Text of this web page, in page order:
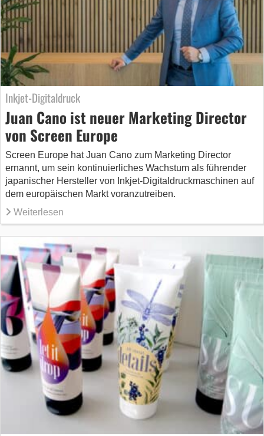
Inkjet-Digitaldruck
Juan Cano ist neuer Marketing Director
von Screen Europe
Screen Europe hat Juan Cano zum Marketing Director
ernannt, um sein kontinuierliches Wachstum als führender
japanischer Hersteller von Inkjet-Digitaldruckmaschinen auf
dem europäischen Markt voranzutreiben.
Weiterlesen